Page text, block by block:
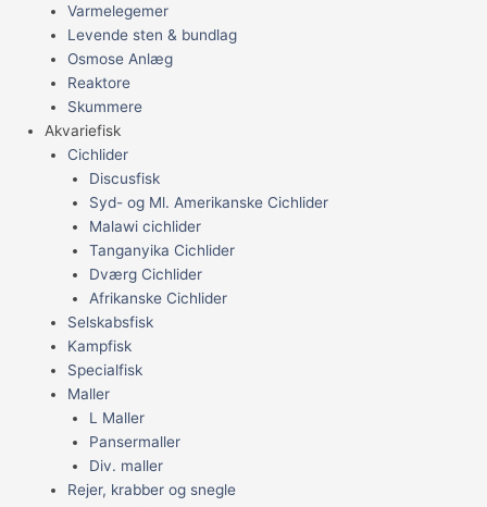
Varmelegemer
Levende sten & bundlag
Osmose Anlæg
Reaktore
Skummere
Akvariefisk
Cichlider
Discusfisk
Syd- og Ml. Amerikanske Cichlider
Malawi cichlider
Tanganyika Cichlider
Dværg Cichlider
Afrikanske Cichlider
Selskabsfisk
Kampfisk
Specialfisk
Maller
L Maller
Pansermaller
Div. maller
Rejer, krabber og snegle